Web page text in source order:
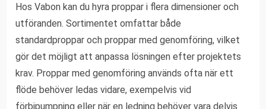
Hos Vabon kan du hyra proppar i flera dimensioner och
utföranden. Sortimentet omfattar både
standardproppar och proppar med genomföring, vilket
gör det möjligt att anpassa lösningen efter projektets
krav. Proppar med genomföring används ofta när ett
flöde behöver ledas vidare, exempelvis vid
förbipumpning eller när en ledning behöver vara delvis